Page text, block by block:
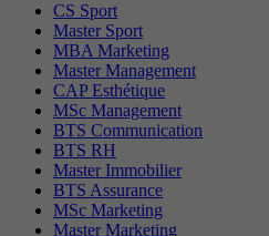
CS Sport
Master Sport
MBA Marketing
Master Management
CAP Esthétique
MSc Management
BTS Communication
BTS RH
Master Immobilier
BTS Assurance
MSc Marketing
Master Marketing